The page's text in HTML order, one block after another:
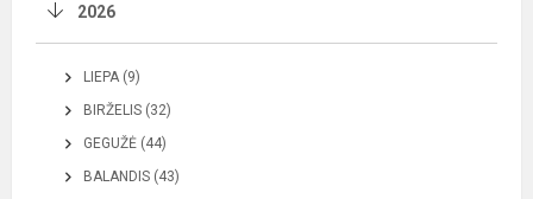
2026
LIEPA (9)
BIRŽELIS (32)
GEGUŽĖ (44)
BALANDIS (43)